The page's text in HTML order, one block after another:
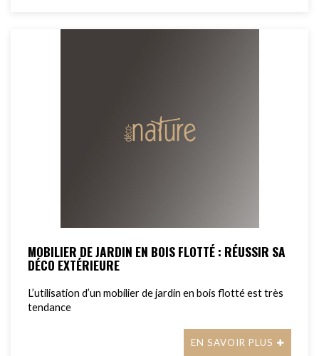
MOBILIER DE JARDIN EN BOIS FLOTTÉ : RÉUSSIR SA
DÉCO EXTÉRIEURE
L’utilisation d’un mobilier de jardin en bois flotté est très
tendance
EN SAVOIR PLUS